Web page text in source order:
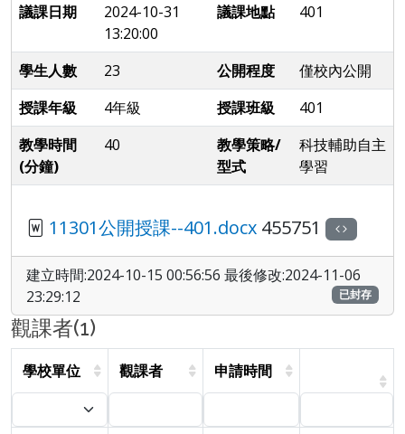
議課日期
2024-10-31
13:20:00
議課地點 401
學生人數 23 公開程度
僅校內公開
授課年級
4年級 授課班級
401
教學時間
(分鐘)
40
教學策略/
型式
科技輔助自主
學習
11301公開授課--401.docx 455751
建立時間:2024-10-15 00:56:56 最後修改:2024-11-06
23:29:12
已封存
觀課者(1)
學校單位 觀課者 申請時間